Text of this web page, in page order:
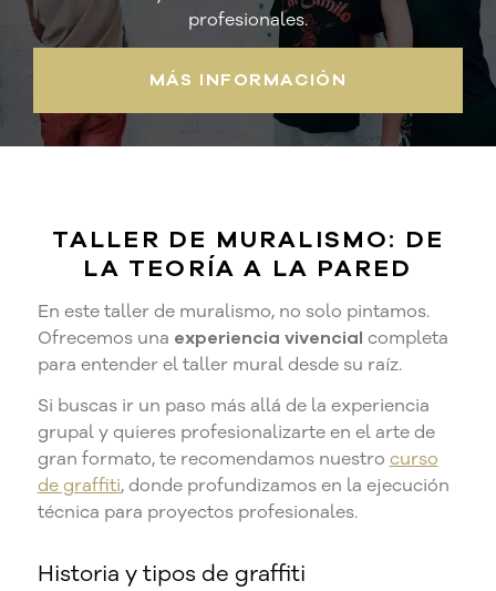
profesionales.
MÁS INFORMACIÓN
TALLER DE MURALISMO: DE
LA TEORÍA A LA PARED
En este taller de muralismo, no solo pintamos.
Ofrecemos una experiencia vivencial completa
para entender el taller mural desde su raíz.
Si buscas ir un paso más allá de la experiencia
grupal y quieres profesionalizarte en el arte de
gran formato, te recomendamos nuestro curso
de graffiti, donde profundizamos en la ejecución
técnica para proyectos profesionales.
Historia y tipos de graffiti